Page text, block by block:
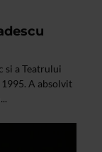
si a Teatrului
A absolvit